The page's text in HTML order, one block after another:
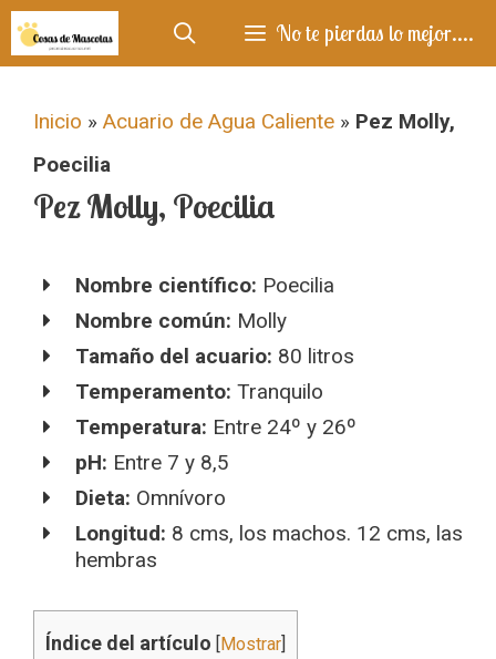
Saltar
al
No te pierdas lo mejor....
Inicio » Acuario de Agua Caliente » Pez Molly,
Poecilia
Pez Molly, Poecilia
Nombre científico: Poecilia
Nombre común: Molly
Tamaño del acuario: 80 litros
Temperamento: Tranquilo
Temperatura: Entre 24º y 26º
pH: Entre 7 y 8,5
Dieta: Omnívoro
Longitud: 8 cms, los machos. 12 cms, las
hembras
Índice del artículo [Mostrar]